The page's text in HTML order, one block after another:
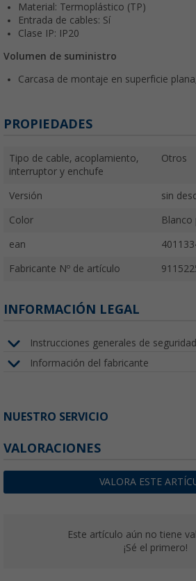
Material: Termoplástico (TP)
Entrada de cables: Sí
Clase IP: IP20
Volumen de suministro
Carcasa de montaje en superficie
PROPIEDADES
Tipo de cable, acoplamiento,
interruptor y enchufe
Otros
Versión sin
Color Blanco
ean
Fabricante Nº de artículo
INFORMACIÓN LEGAL
Instrucciones generales de seguridad
Información del fabricante
NUESTRO SERVICIO
VALORACIONES
VALORA ESTE
Este artículo aún no tiene
¡Sé el primero!